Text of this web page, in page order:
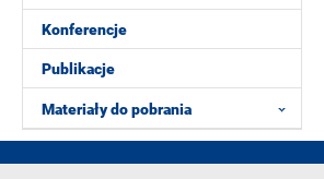
Konferencje
Publikacje
Materiały do pobrania